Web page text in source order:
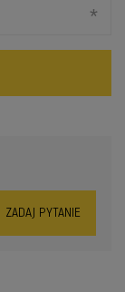
ZADAJ PYTANIE